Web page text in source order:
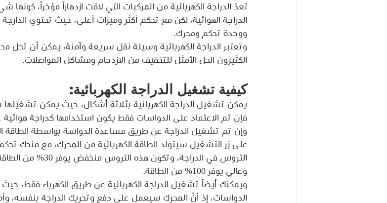
تعدّ الدراجة الكهربائية من المركبات التي لاقت ازدهاراً مؤخراً،
الدراجة الهوائية، لكن مع تحكم أكثر وميزات أعلى، حيث تحتوي
ووحدة تحكم ومحرك.
وتعتبر الدراجة الكهربائية وسيلة نقل سريعة وآمنة، يمكن أن تحل
الكثيرون الحل الأمثل للتخفيف من الازدحام ومشاكل المواصلات.
كيفية تشغيل الدراجة الكهربائية:
يمكن تشغيل الدراجة الكهربائية بثلاثة أشكال، حيث يمكن
فإن تم الاعتماد على الدواسات فقط يكون استخدامها كدراجة هوائية
وإن تم تشغيل الدراجة عن طريق مساعدة الدواسة بواسطة الطاقة
على زر التشغيل سيتولد الطاقة الكهربائية من المحرك، مع منحك
وعالي يوفر 100% من الطاقة.
ويمكنك أيضاً تشغيل الدراجة الكهربائية عن طريق الكهرباء فقط،
الدواسات، إذ أنّ المحرك سيعمل على دفع وتحريك الدراجة بنفسه،